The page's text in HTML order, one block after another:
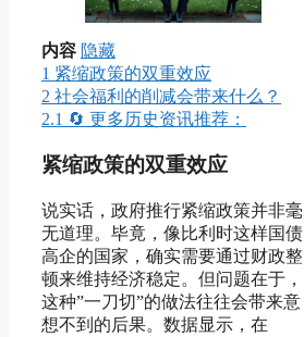
内容 隐藏
1 紧缩政策的双重效应
2 社会福利的削减会带来什么？
2.1 🔄 更多历史资讯推荐：
紧缩政策的双重效应
说实话，政府推行紧缩政策并非毫
无道理。毕竟，像比利时这样国债
高企的国家，确实需要通过财政整
顿来维持经济稳定。但问题在于，
这种”一刀切”的做法往往会带来意
想不到的后果。数据显示，在